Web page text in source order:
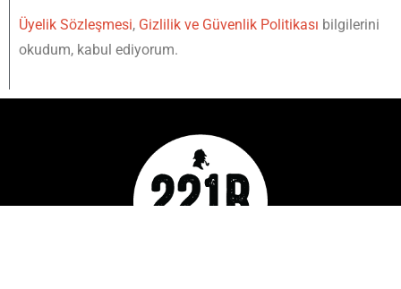
Üyelik Sözleşmesi, Gizlilik ve Güvenlik Politikası bilgilerini
okudum, kabul ediyorum.